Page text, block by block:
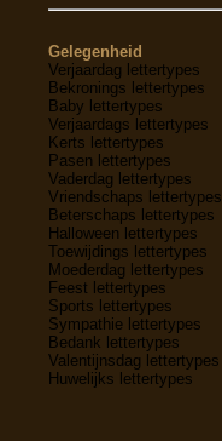
Gelegenheid
Verjaardag lettertypes
Bekronings lettertypes
Baby lettertypes
Verjaardags lettertypes
Kerts lettertypes
Pasen lettertypes
Vaderdag lettertypes
Vriendschaps lettertypes
Beterschaps lettertypes
Halloween lettertypes
Toewijdings lettertypes
Moederdag lettertypes
Feest lettertypes
Sports lettertypes
Sympathie lettertypes
Bedank lettertypes
Valentijnsdag lettertypes
Huwelijks lettertypes